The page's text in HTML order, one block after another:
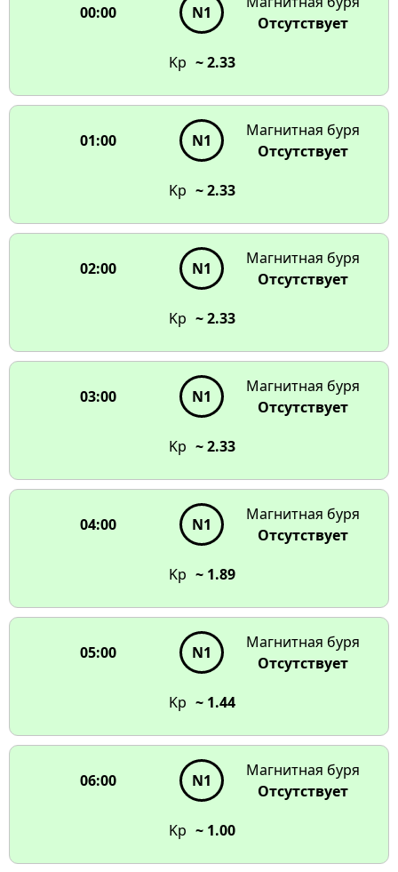
N1
N1
Геомагнитная активность
Наведите на сектор
11:00
13:00
17:00
00:00 N1
Отсутствует
Kp ~ 2.33
01:00 N1
Магнитная буря
Отсутствует
Kp ~ 2.33
02:00 N1
Магнитная буря
Отсутствует
Kp ~ 2.33
03:00 N1
Магнитная буря
Отсутствует
Kp ~ 2.33
04:00 N1
Магнитная буря
Отсутствует
Kp ~ 1.89
05:00 N1
Магнитная буря
Отсутствует
Kp ~ 1.44
06:00 N1
Магнитная буря
Отсутствует
Kp ~ 1.00